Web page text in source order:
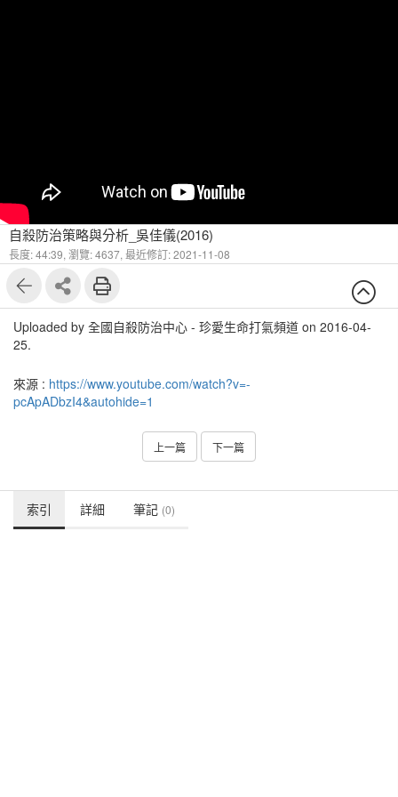
自殺防治策略與分析_吳佳儀(2016)
長度: 44:39, 瀏覽: 4637, 最近修訂: 2021-11-08
Uploaded by 全國自殺防治中心 - 珍愛生命打氣頻道 on 2016-04-
25.
來源 : https://www.youtube.com/watch?v=-
pcApADbzI4&autohide=1
上一篇 下一篇
索引 詳細 筆記 (0)